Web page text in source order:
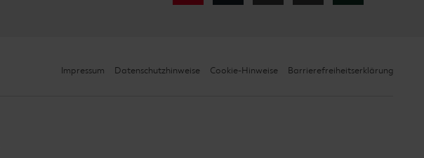
Impressum Datenschutzhinweise Cookie-Hinweise Barrierefreiheitserklärung